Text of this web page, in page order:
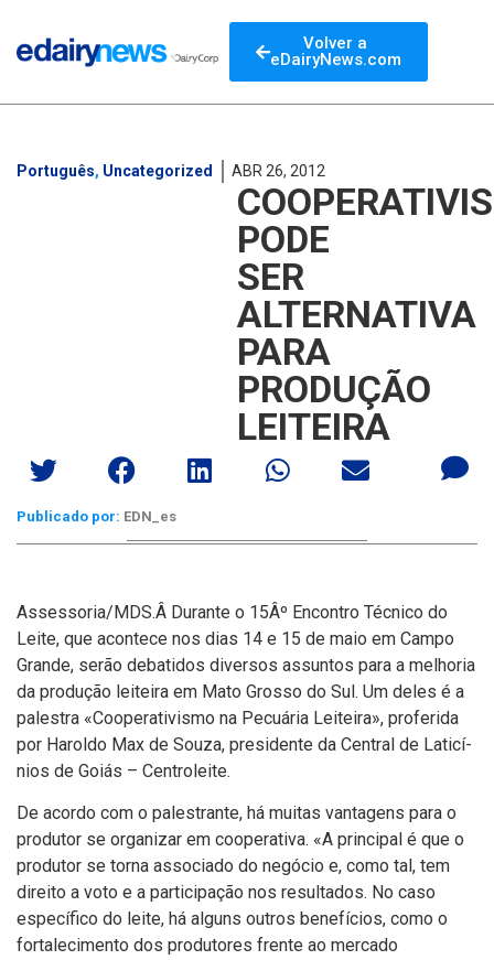
Volver a
eDairyNews.com
Português, Uncategorized ABR 26, 2012
PODE
SER
ALTERNATIVA
PARA
PRODUÇÃO
LEITEIRA
Publicado por: EDN_es
Assessoria/MDS.Â Durante o 15Âº Encontro Técnico do
Leite, que acontece nos dias 14 e 15 de maio em Campo
Grande, serão debatidos diversos assuntos para a melhoria
da produção leiteira em Mato Grosso do Sul. Um deles é a
palestra «Cooperativismo na Pecuária Leiteira», proferida
por Haroldo Max de Souza, presidente da Central de Laticí­
nios de Goiás – Centroleite.
De acordo com o palestrante, há muitas vantagens para o
produtor se organizar em cooperativa. «A principal é que o
produtor se torna associado do negócio e, como tal, tem
direito a voto e a participação nos resultados. No caso
especí­fico do leite, há alguns outros benefí­cios, como o
fortalecimento dos produtores frente ao mercado